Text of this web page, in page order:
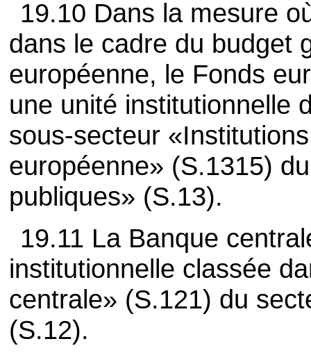
19.10 Dans la mesure
dans le cadre du budget
européenne, le Fonds
une unité institutionnelle
sous-secteur
européenne» (S.1315)
publiques» (S.13).
19.11 La Banque
institutionnelle classée
centrale» (S.121) du
(S.12).